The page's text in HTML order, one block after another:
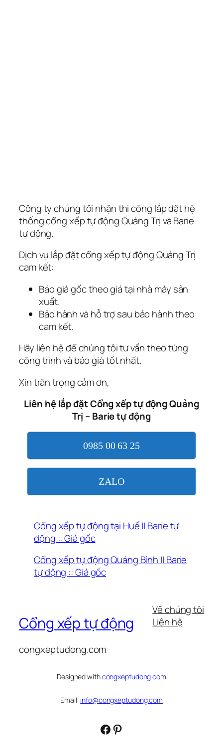
Công ty chúng tôi nhận thi công lắp đặt hệ
thống cổng xếp tự động Quảng Trị và Barie
tự động.
Dịch vụ lắp đặt cổng xếp tự động Quảng Trị
cam kết:
Báo giá gốc theo giá tại nhà máy sản
xuất.
Bảo hành và hỗ trợ sau bảo hành theo
cam kết.
Hãy liên hệ để chúng tôi tư vấn theo từng
công trình và báo giá tốt nhất.
Xin trân trọng cảm ơn,
Liên hệ lắp đặt Cổng xếp tự động Quảng
Trị – Barie tự động
0985 00 63 25
ZALO
Cổng xếp tự động tại Huế || Barie tự
động :: Giá gốc
Cổng xếp tự động Quảng Bình || Barie
tự động :: Giá gốc
Cổng xếp tự động
congxeptudong.com
Về chúng tôi
Liên hệ
Designed withcongxeptudong.com
Email: info@congxeptudong.com
Facebook
Pinterest